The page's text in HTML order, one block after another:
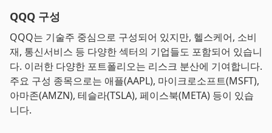
QQQ 구성
QQQ는 기술주 중심으로 구성되어 있지만, 헬스케어, 소비
재, 통신서비스 등 다양한 섹터의 기업들도 포함되어 있습니
다. 이러한 다양한 포트폴리오는 리스크 분산에 기여합니다.
주요 구성 종목으로는 애플(AAPL), 마이크로소프트(MSFT),
아마존(AMZN), 테슬라(TSLA), 페이스북(META) 등이 있습
니다.